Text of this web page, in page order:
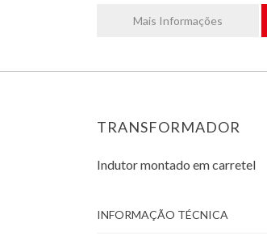
Mais Informações
TRANSFORMADOR
Indutor montado em carretel
INFORMAÇÃO TÉCNICA